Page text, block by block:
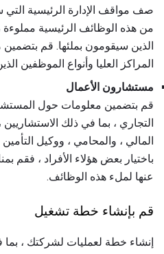
صف مواقف الإدارة الرئيسية التي
من هذه الوظائف الرئيسية
الذين سيقومون بملئها. قم
المراكز العليا وأنواع
مستشارون الأعمال
قم بتضمين معلومات حول
المالي ، والمحامي ، ووكيل
باختيار بعض هؤلاء الأفراد ، فقم
عنها لملء هذه الوظائف.
قم بإنشاء خطة تشغيل
إنشاء خطة لعمليات لشركتك ،